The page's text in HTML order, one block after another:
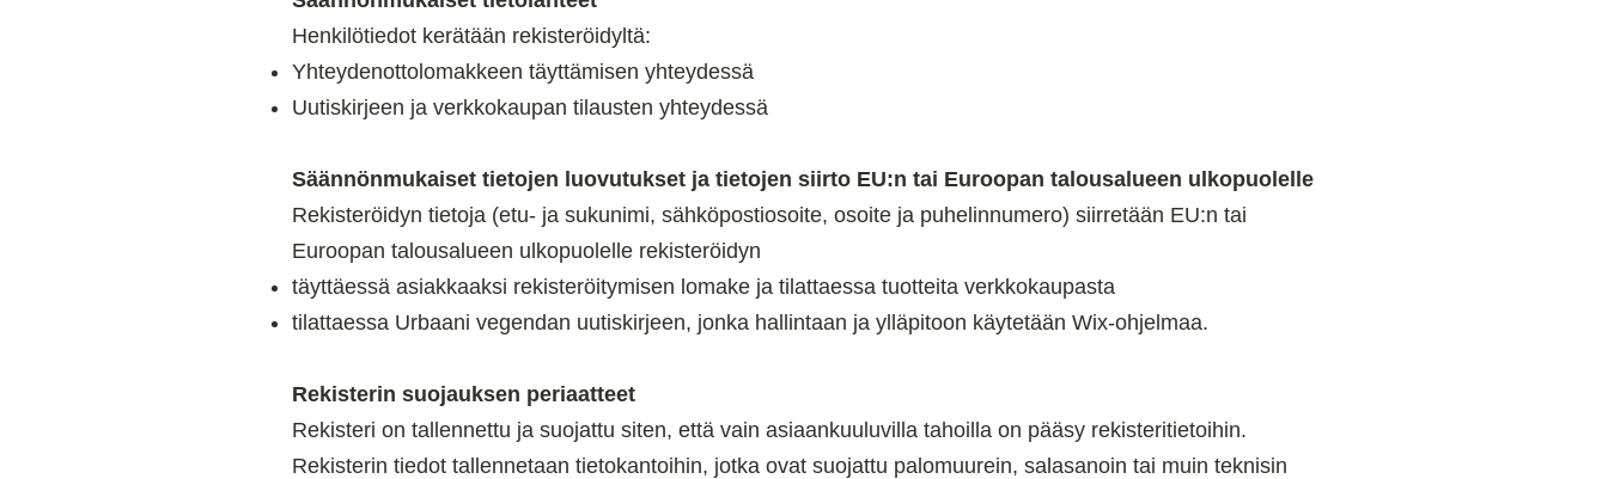
Henkilötiedot kerätään rekisteröidyltä:
Yhteydenottolomakkeen täyttämisen yhteydessä
Uutiskirjeen ja verkkokaupan tilausten yhteydessä
Säännönmukaiset tietojen luovutukset ja tietojen siirto EU:n tai Euroopan talousalueen ulkopuolelle
Rekisteröidyn tietoja (etu- ja sukunimi, sähköpostiosoite, osoite ja puhelinnumero) siirretään EU:n tai
Euroopan talousalueen ulkopuolelle rekisteröidyn
täyttäessä asiakkaaksi rekisteröitymisen lomake ja tilattaessa tuotteita verkkokaupasta
tilattaessa Urbaani vegendan uutiskirjeen, jonka hallintaan ja ylläpitoon käytetään Wix-ohjelmaa.
Rekisterin suojauksen periaatteet
Rekisteri on tallennettu ja suojattu siten, että vain asiaankuuluvilla tahoilla on pääsy rekisteritietoihin.
Rekisterin tiedot tallennetaan tietokantoihin, jotka ovat suojattu palomuurein, salasanoin tai muin teknisin